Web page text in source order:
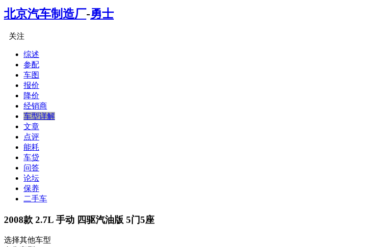
北京汽车制造厂-勇士
关注
综述
参配
车图
报价
降价
经销商
车型详解
文章
点评
能耗
车贷
问答
论坛
保养
二手车
2008款 2.7L 手动 四驱汽油版 5门5座
选择其他车型